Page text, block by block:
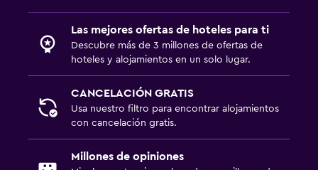
Las mejores ofertas de hoteles para ti
Descubre más de 3 millones de ofertas de
hoteles y alojamientos en un solo lugar.
CANCELACIÓN GRATIS
Usa nuestro filtro para encontrar alojamientos
con cancelación gratis.
Millones de opiniones